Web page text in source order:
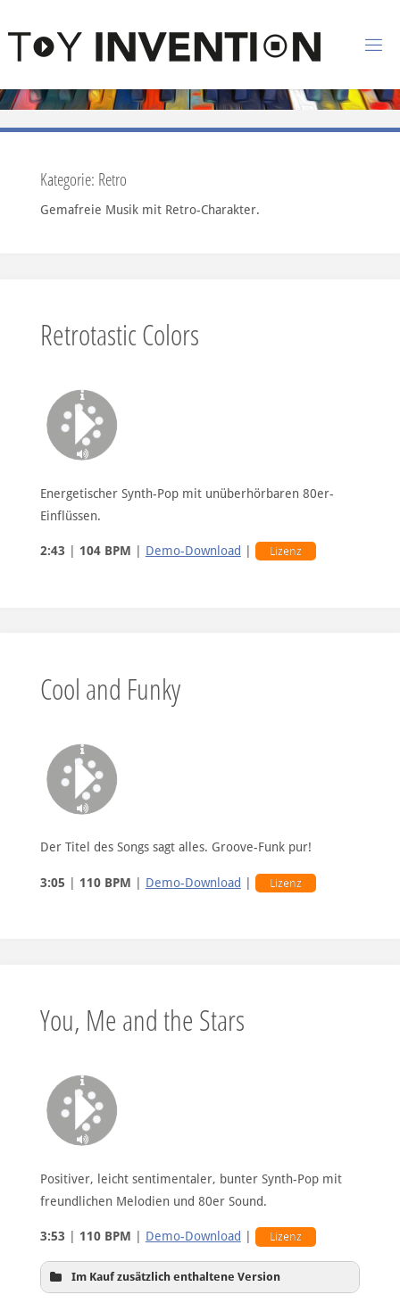
O
Y
Kategorie: Retro
Gemafreie Musik mit Retro-Charakter.
Retrotastic Colors
Energetischer Synth-Pop mit unüberhörbaren 80er-
Einflüssen.
2:43 104 BPM Demo-Download Lizenz
Cool and Funky
Der Titel des Songs sagt alles. Groove-Funk pur!
3:05 110 BPM Demo-Download Lizenz
You, Me and the Stars
Positiver, leicht sentimentaler, bunter Synth-Pop mit
freundlichen Melodien und 80er Sound.
3:53 110 BPM Demo-Download Lizenz
Im Kauf zusätzlich enthaltene Version